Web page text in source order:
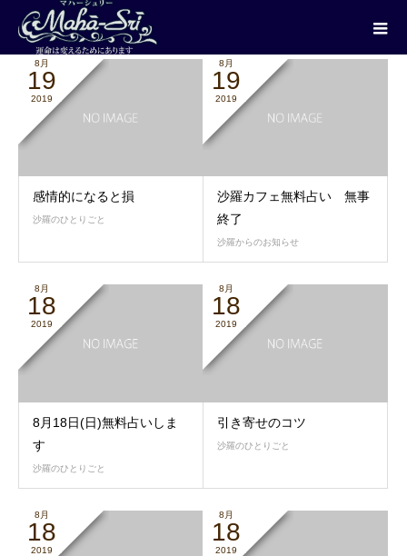
8月
19
2019
感情的になると損
沙羅のひとりごと
8月
19
2019
沙羅カフェ無料占い 無事
終了
沙羅からのお知らせ
8月
18
2019
8月18日(日)無料占いしま
す
沙羅のひとりごと
8月
18
2019
引き寄せのコツ
沙羅のひとりごと
8月
18
2019
8月
18
2019